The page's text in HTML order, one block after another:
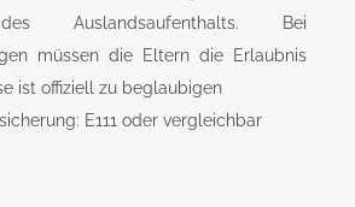
Auslandsaufenthalts. Bei
müssen die Eltern die Erlaubnis
ist offiziell zu beglaubigen
E111 oder vergleichbar